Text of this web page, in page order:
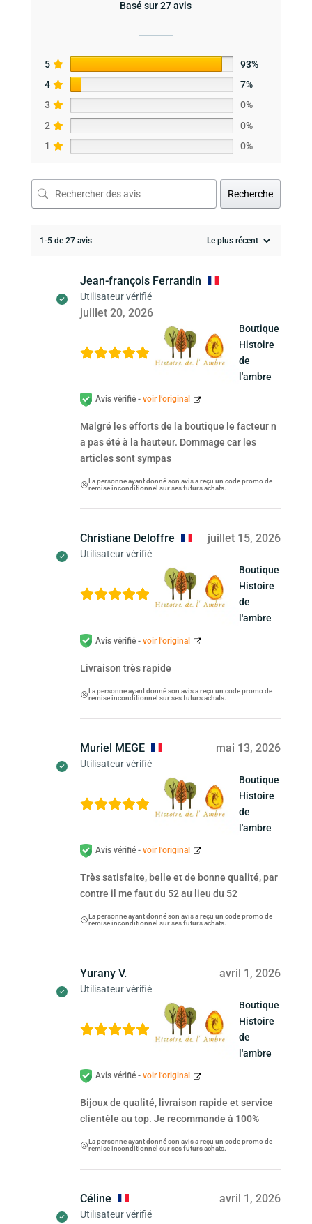
Basé sur 27 avis
5
93%
4
7%
3
0%
2
0%
1
0%
Recherche
1-5 de 27 avis
Jean-françois Ferrandin
Utilisateur vérifié
juillet 20, 2026
Boutique
Histoire
de
l'ambre
Avis vérifié - voir l’original
Malgré les efforts de la boutique le facteur n
a pas été à la hauteur. Dommage car les
articles sont sympas
La personne ayant donné son avis a reçu un code promo de
remise inconditionnel sur ses futurs achats.
Christiane Deloffre
Utilisateur vérifié
juillet 15, 2026
Boutique
Histoire
de
l'ambre
Avis vérifié - voir l’original
Livraison très rapide
La personne ayant donné son avis a reçu un code promo de
remise inconditionnel sur ses futurs achats.
Muriel MEGE
Utilisateur vérifié
mai 13, 2026
Boutique
Histoire
de
l'ambre
Avis vérifié - voir l’original
Très satisfaite, belle et de bonne qualité, par
contre il me faut du 52 au lieu du 52
La personne ayant donné son avis a reçu un code promo de
remise inconditionnel sur ses futurs achats.
Yurany V.
Utilisateur vérifié
avril 1, 2026
Boutique
Histoire
de
l'ambre
Avis vérifié - voir l’original
Bijoux de qualité, livraison rapide et service
clientèle au top. Je recommande à 100%
La personne ayant donné son avis a reçu un code promo de
remise inconditionnel sur ses futurs achats.
Céline
Utilisateur vérifié
avril 1, 2026